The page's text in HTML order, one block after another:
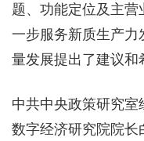
题、功能定位及主
一步服务新质生产
量发展提出了建议和
中共中央政策研究
数字经济研究院院